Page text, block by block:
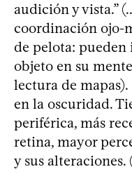
audición y vista.”
coordinación ojo-
de pelota:
objeto en su
lectura de
en la oscuridad.
periférica, más
retina, mayor
y sus alteraciones.